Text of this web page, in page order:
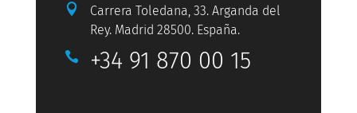

Carrera Toledana, 33. Arganda del
Rey. Madrid 28500. España.
 +34 91 870 00 15